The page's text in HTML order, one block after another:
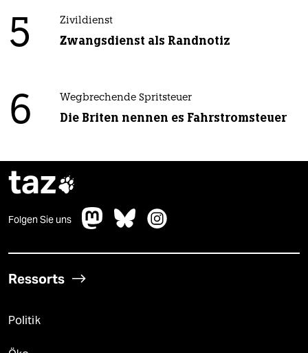
5 Zivildienst
Zwangsdienst als Randnotiz
6 Wegbrechende Spritsteuer
Die Briten nennen es Fahrstromsteuer
taz
Folgen Sie uns
Ressorts
Politik